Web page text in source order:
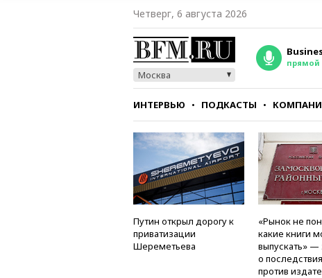
Четверг, 6 августа 2026
Москва
прямой
ИНТЕРВЬЮ ПОДКАСТЫ
СТИЛЬ ТЕСТЫ
Путин открыл дорогу к
приватизации
Шереметьева
«Рынок не
какие книги
выпускать» —
о
против